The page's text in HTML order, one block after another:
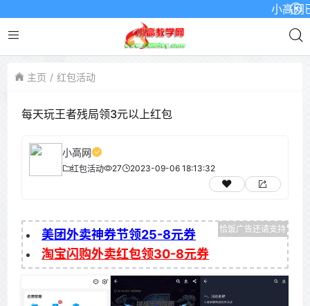
小高网
主页 红包活动
每天玩王者残局领3元以上红包
小高网
红包活动 27 2023-09-06 18:13:32
美团外卖神券节领25-8元券
淘宝闪购外卖红包领30-8元券